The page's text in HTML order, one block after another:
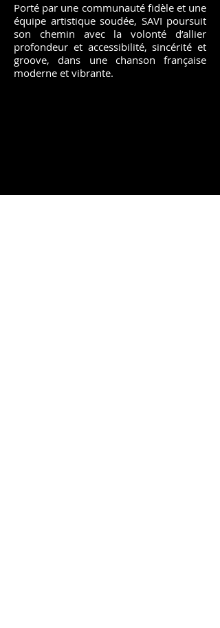
Porté par une communauté fidèle et une
équipe artistique soudée, SAVI poursuit
son chemin avec la volonté d’allier
profondeur et accessibilité, sincérité et
groove, dans une chanson française
moderne et vibrante.